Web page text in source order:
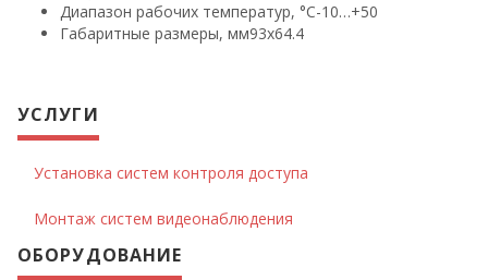
Диапазон рабочих температур, °С-10…+50
Габаритные размеры, мм93х64.4
УСЛУГИ
Установка систем контроля доступа
Монтаж систем видеонаблюдения
ОБОРУДОВАНИЕ